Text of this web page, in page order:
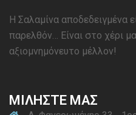
Η Σαλαμίνα αποδεδειγμένα
παρελθόν… Είναι στο χέρι
αξιομνημόνευτο μέλλον!
ΜΙΛΗΣΤΕ ΜΑΣ